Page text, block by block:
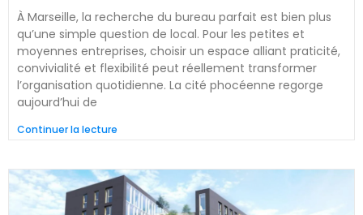
À Marseille, la recherche du bureau parfait est bien plus
qu’une simple question de local. Pour les petites et
moyennes entreprises, choisir un espace alliant praticité,
convivialité et flexibilité peut réellement transformer
l’organisation quotidienne. La cité phocéenne regorge
aujourd’hui de
Continuer la lecture